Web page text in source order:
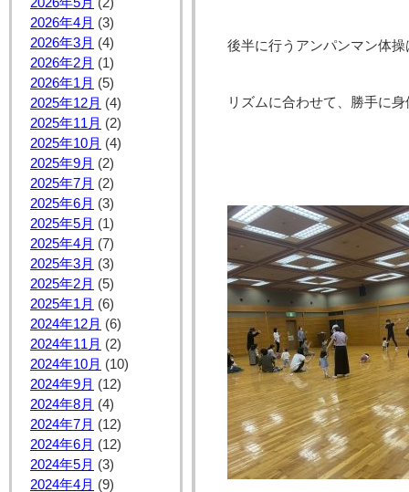
2026年5月 (2)
2026年4月 (3)
2026年3月 (4)
2026年2月 (1)
2026年1月 (5)
2025年12月 (4)
2025年11月 (2)
2025年10月 (4)
2025年9月 (2)
2025年7月 (2)
2025年6月 (3)
2025年5月 (1)
2025年4月 (7)
2025年3月 (3)
2025年2月 (5)
2025年1月 (6)
2024年12月 (6)
2024年11月 (2)
2024年10月 (10)
2024年9月 (12)
2024年8月 (4)
2024年7月 (12)
2024年6月 (12)
2024年5月 (3)
2024年4月 (9)
後半に行うアンパンマン体
リズムに合わせて、勝手に